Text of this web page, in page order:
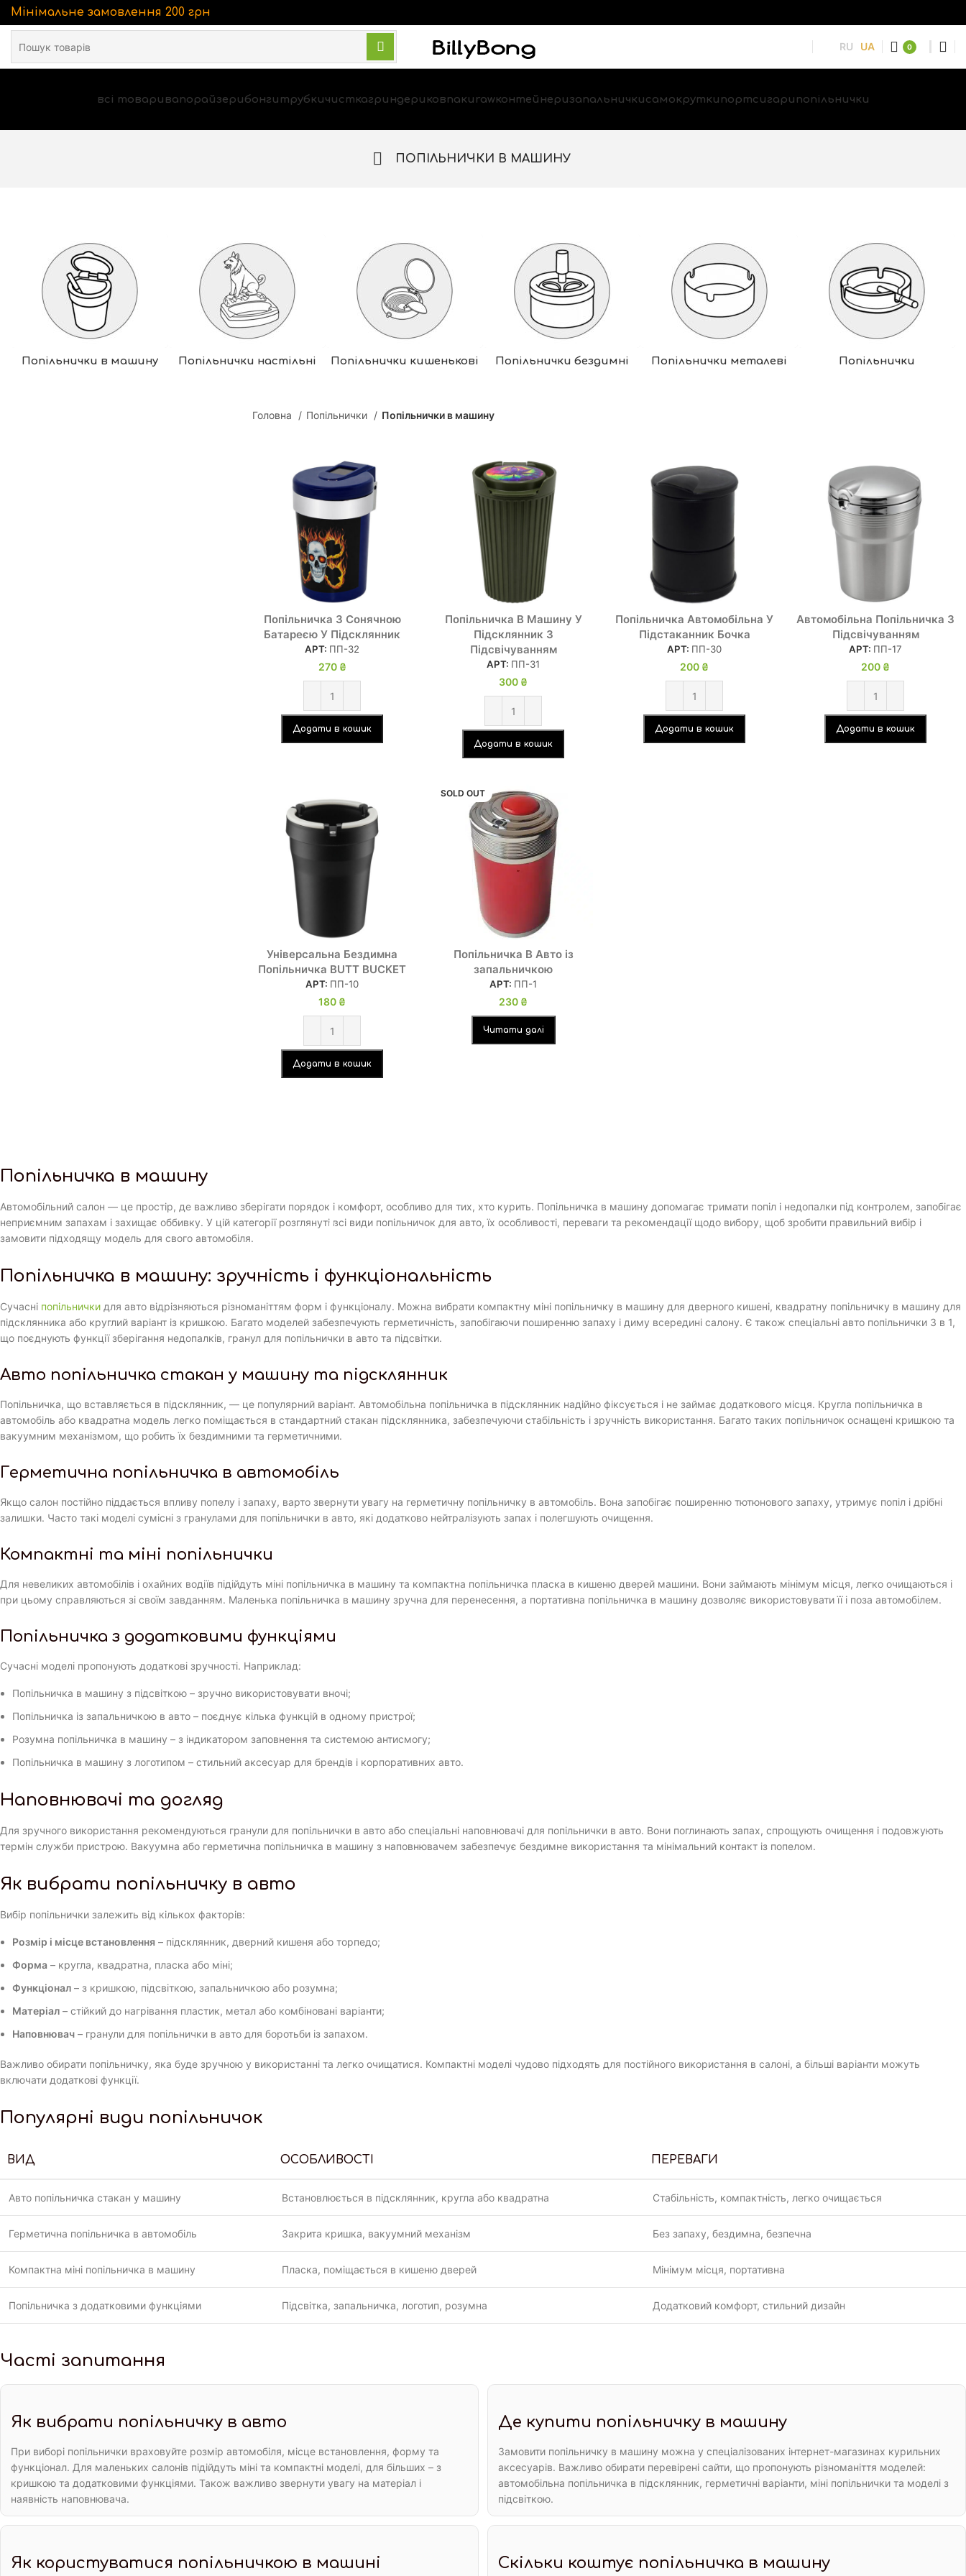
Мінімальне замовлення 200 грн
RU UA 0
всі товари вапорайзерибонги трубкичисткагриндери ковпаки rawконтейнеризапальничкисамокрутки портсигари попільнички
ПОПІЛЬНИЧКИ В МАШИНУ
Попільничка в машину
Автомобільний салон — це простір, де важливо зберігати порядок і комфорт, особливо для тих, хто курить. Попільничка в машину допомагає тримати попіл і недопалки під контролем, запобігає
неприємним запахам і захищає оббивку. У цій категорії розглянуті всі види попільничок для авто, їх особливості, переваги та рекомендації щодо вибору, щоб зробити правильний вибір і
замовити підходящу модель для свого автомобіля.
Попільничка в машину: зручність і функціональність
Сучасні попільнички для авто відрізняються різноманіттям форм і функціоналу. Можна вибрати компактну міні попільничку в машину для дверного кишені, квадратну попільничку в машину для
підсклянника або круглий варіант із кришкою. Багато моделей забезпечують герметичність, запобігаючи поширенню запаху і диму всередині салону. Є також спеціальні авто попільнички 3 в 1,
що поєднують функції зберігання недопалків, гранул для попільнички в авто та підсвітки.
Авто попільничка стакан у машину та підсклянник
Попільничка, що вставляється в підсклянник, — це популярний варіант. Автомобільна попільничка в підсклянник надійно фіксується і не займає додаткового місця. Кругла попільничка в
автомобіль або квадратна модель легко поміщається в стандартний стакан підсклянника, забезпечуючи стабільність і зручність використання. Багато таких попільничок оснащені кришкою та
вакуумним механізмом, що робить їх бездимними та герметичними.
Герметична попільничка в автомобіль
Якщо салон постійно піддається впливу попелу і запаху, варто звернути увагу на герметичну попільничку в автомобіль. Вона запобігає поширенню тютюнового запаху, утримує попіл і дрібні
залишки. Часто такі моделі сумісні з гранулами для попільнички в авто, які додатково нейтралізують запах і полегшують очищення.
Компактні та міні попільнички
Для невеликих автомобілів і охайних водіїв підійдуть міні попільничка в машину та компактна попільничка пласка в кишеню дверей машини. Вони займають мінімум місця, легко очищаються і
при цьому справляються зі своїм завданням. Маленька попільничка в машину зручна для перенесення, а портативна попільничка в машину дозволяє використовувати її і поза автомобілем.
Попільничка з додатковими функціями
Сучасні моделі пропонують додаткові зручності. Наприклад:
Попільничка в машину з підсвіткою – зручно використовувати вночі;
Попільничка із запальничкою в авто – поєднує кілька функцій в одному пристрої;
Розумна попільничка в машину – з індикатором заповнення та системою антисмогу;
Попільничка в машину з логотипом – стильний аксесуар для брендів і корпоративних авто.
Наповнювачі та догляд
Для зручного використання рекомендуються гранули для попільнички в авто або спеціальні наповнювачі для попільнички в авто. Вони поглинають запах, спрощують очищення і подовжують
термін служби пристрою. Вакуумна або герметична попільничка в машину з наповнювачем забезпечує бездимне використання та мінімальний контакт із попелом.
Як вибрати попільничку в авто
Вибір попільнички залежить від кількох факторів:
Розмір і місце встановлення – підсклянник, дверний кишеня або торпедо;
Форма – кругла, квадратна, пласка або міні;
Функціонал – з кришкою, підсвіткою, запальничкою або розумна;
Матеріал – стійкий до нагрівання пластик, метал або комбіновані варіанти;
Наповнювач – гранули для попільнички в авто для боротьби із запахом.
Важливо обирати попільничку, яка буде зручною у використанні та легко очищатися. Компактні моделі чудово підходять для постійного використання в салоні, а більші варіанти можуть
включати додаткові функції.
Популярні види попільничок
ВИД ОСОБЛИВОСТІ ПЕРЕВАГИ
Авто попільничка стакан у машину Встановлюється в підсклянник, кругла або квадратна Стабільність, компактність, легко очищається
Герметична попільничка в автомобіль Закрита кришка, вакуумний механізм Без запаху, бездимна, безпечна
Компактна міні попільничка в машину Пласка, поміщається в кишеню дверей Мінімум місця, портативна
Попільничка з додатковими функціями Підсвітка, запальничка, логотип, розумна Додатковий комфорт, стильний дизайн
Часті запитання
Як вибрати попільничку в авто
При виборі попільнички враховуйте розмір автомобіля, місце встановлення, форму та
функціонал. Для маленьких салонів підійдуть міні та компактні моделі, для більших – з
кришкою та додатковими функціями. Також важливо звернути увагу на матеріал і
наявність наповнювача.
Де купити попільничку в машину
Замовити попільничку в машину можна у спеціалізованих інтернет-магазинах курильних
аксесуарів. Важливо обирати перевірені сайти, що пропонують різноманіття моделей:
автомобільна попільничка в підсклянник, герметичні варіанти, міні попільнички та моделі з
підсвіткою.
Як користуватися попільничкою в машині Скільки коштує попільничка в машину
Попільнички в машину Попільнички настільні Попільнички кишенькові Попільнички бездимні Попільнички металеві Попільнички
Головна Попільнички Попільнички в машину
Попільничка З Сонячною
Батареєю У Підсклянник
АРТ: ПП-32
270 ₴
Додати в кошик
Попільничка В Машину У
Підсклянник З
Підсвічуванням
АРТ: ПП-31
300 ₴
Додати в кошик
Попільничка Автомобільна У
Підстаканник Бочка
АРТ: ПП-30
200 ₴
Додати в кошик
Автомобільна Попільничка З
Підсвічуванням
АРТ: ПП-17
200 ₴
Додати в кошик
Універсальна Бездимна
Попільничка BUTT BUCKET
АРТ: ПП-10
180 ₴
Додати в кошик
SOLD OUT
Попільничка В Авто із
запальничкою
АРТ: ПП-1
230 ₴
Читати далі